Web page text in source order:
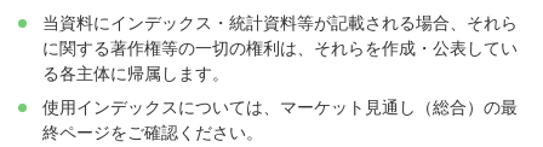
当資料にインデックス・統計資料等が記載される場合、それら
に関する著作権等の一切の権利は、それらを作成・公表してい
る各主体に帰属します。
使用インデックスについては、マーケット見通し（総合）の最
終ページをご確認ください。